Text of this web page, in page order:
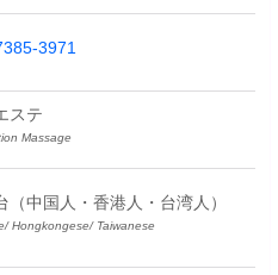
3971
ステ
Massage
（中国人・香港人・台湾人）
Hongkongese/ Taiwanese